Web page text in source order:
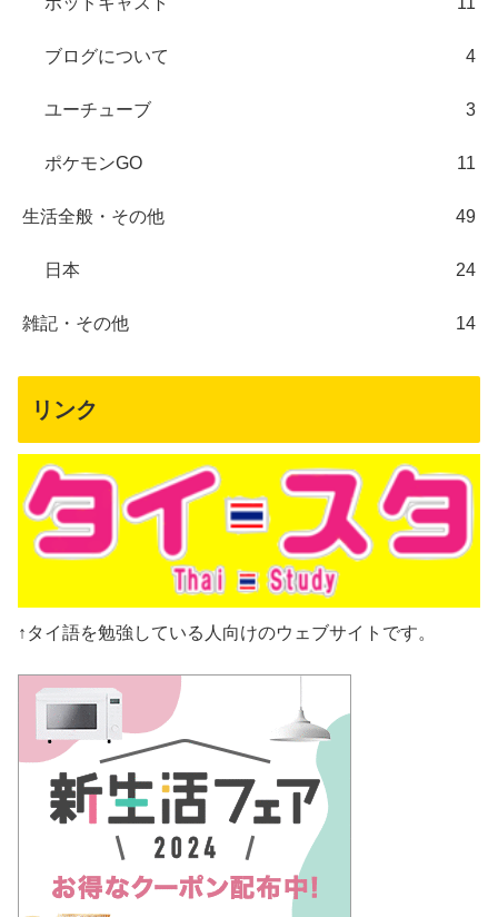
ブログについて 4
ユーチューブ 3
ポケモンGO 11
生活全般・その他 49
日本 24
雑記・その他 14
リンク
↑タイ語を勉強している人向けのウェブサイトです。